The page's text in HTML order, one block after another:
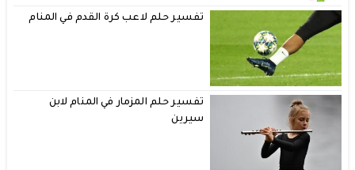
تفسير حلم لاعب كرة القدم في المنام
تفسير حلم المزمار في المنام لابن
سيرين